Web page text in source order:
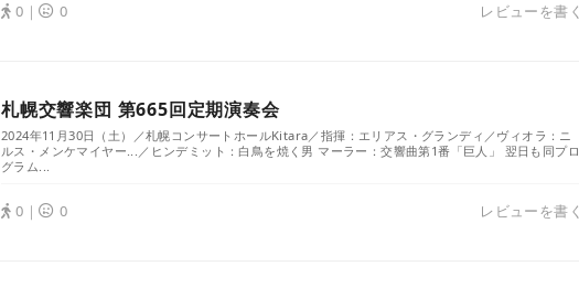
0｜ 0 レビューを書く
札幌交響楽団 第665回定期演奏会
2024年11月30日（土）／札幌コンサートホールKitara／指揮：エリアス・グランディ／ヴィオラ：ニ
ルス・メンケマイヤー...／ヒンデミット：白鳥を焼く男 マーラー：交響曲第1番「巨人」 翌日も同プロ
グラム...
0｜ 0 レビューを書く